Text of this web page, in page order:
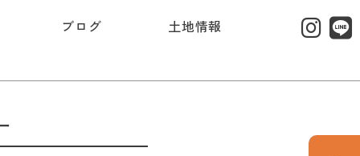
ブログ 土地情報